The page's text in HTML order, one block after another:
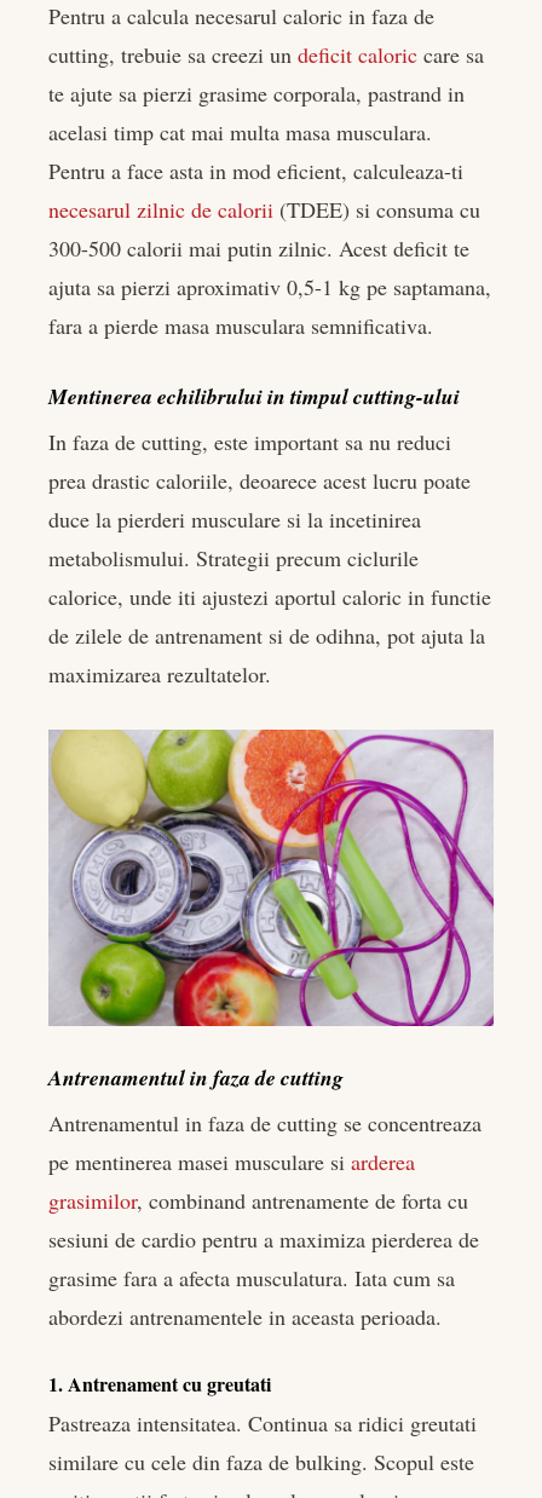
Pentru a calcula necesarul caloric in faza de
cutting, trebuie sa creezi un deficit caloric care sa
te ajute sa pierzi grasime corporala, pastrand in
acelasi timp cat mai multa masa musculara.
Pentru a face asta in mod eficient, calculeaza-ti
necesarul zilnic de calorii (TDEE) si consuma cu
300-500 calorii mai putin zilnic. Acest deficit te
ajuta sa pierzi aproximativ 0,5-1 kg pe saptamana,
fara a pierde masa musculara semnificativa.
Mentinerea echilibrului in timpul cutting-ului
In faza de cutting, este important sa nu reduci
prea drastic caloriile, deoarece acest lucru poate
duce la pierderi musculare si la incetinirea
metabolismului. Strategii precum ciclurile
calorice, unde iti ajustezi aportul caloric in functie
de zilele de antrenament si de odihna, pot ajuta la
maximizarea rezultatelor.
Antrenamentul in faza de cutting
Antrenamentul in faza de cutting se concentreaza
pe mentinerea masei musculare si arderea
grasimilor, combinand antrenamente de forta cu
sesiuni de cardio pentru a maximiza pierderea de
grasime fara a afecta musculatura. Iata cum sa
abordezi antrenamentele in aceasta perioada.
1. Antrenament cu greutati
Pastreaza intensitatea. Continua sa ridici greutati
similare cu cele din faza de bulking. Scopul este